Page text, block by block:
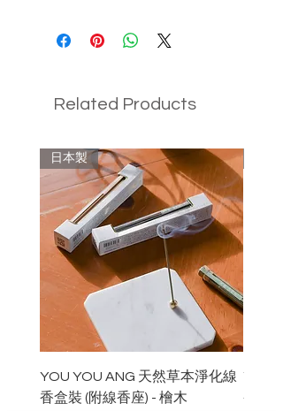
的餐桌用品與器皿，尤其注重產品
最合理價格提供高質商店。
品牌的目標是創造出讓普通菜餚看
起來更加美味的餐具；改變的不僅
限於餐桌面上，而是整個居所空
間。
240℃）。
易碎品請小心放置於安全地方，避
免碰撞或跌落導致碎裂。
如欲加強防止產品黏附污垢，可於
使用前將其浸泡在清水中5 至 10
分鐘，讓陶土吸收水分，即可減少
污垢的堆積。
使用後，請立即用清潔劑清洗，並
用乾布擦拭，在徹底乾燥後再存
放。
Related Products
日本製
YOU YOU ANG 天然草本淨化線
香盒裝 (附線香座) - 檜木
YOU
香盒